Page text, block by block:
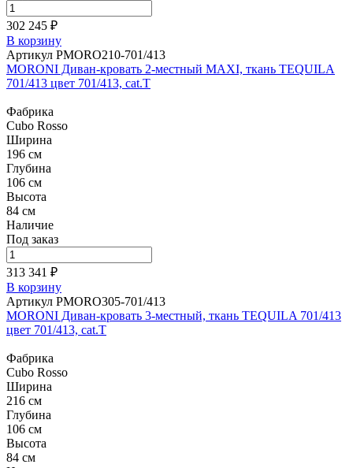
302 245 ₽
В корзину
Артикул PMORO210-701/413
MORONI Диван-кровать 2-местный MAXI, ткань TEQUILA
701/413 цвет 701/413, cat.T
Фабрика
Cubo Rosso
Ширина
196 см
Глубина
106 см
Высота
84 см
Наличие
Под заказ
313 341 ₽
В корзину
Артикул PMORO305-701/413
MORONI Диван-кровать 3-местный, ткань TEQUILA 701/413
цвет 701/413, cat.T
Фабрика
Cubo Rosso
Ширина
216 см
Глубина
106 см
Высота
84 см